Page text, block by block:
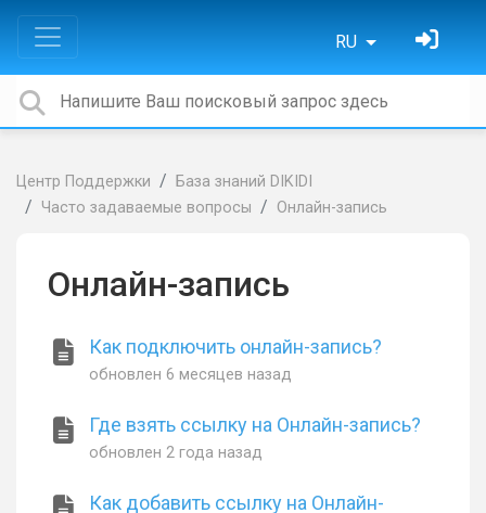
RU
Центр Поддержки
База знаний DIKIDI
Часто задаваемые вопросы
Онлайн-запись
Онлайн-запись
Как подключить онлайн-запись?
обновлен6 месяцев назад
Где взять ссылку на Онлайн-запись?
обновлен2 года назад
Как добавить ссылку на Онлайн-